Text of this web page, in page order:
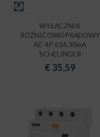
WYŁĄCZNIK
RÓŻNICOWOPRĄDOWY
AC 4P 63A 30mA
SCHELINGER
€ 35,59